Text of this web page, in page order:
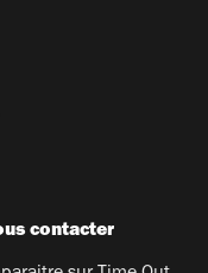
contacter